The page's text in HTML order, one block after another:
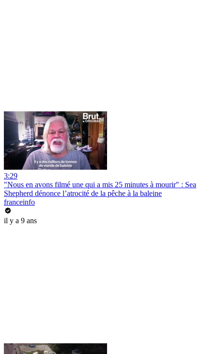
3:29
"Nous en avons filmé une qui a mis 25 minutes à mourir" : Sea
Shepherd dénonce l’atrocité de la pêche à la baleine
franceinfo
il y a 9 ans